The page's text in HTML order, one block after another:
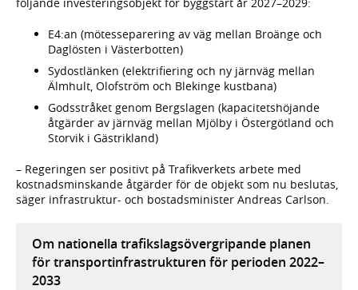
E4:an (mötesseparering av väg mellan Broänge och
Daglösten i Västerbotten)
Sydostlänken (elektrifiering och ny järnväg mellan
Älmhult, Olofström och Blekinge kustbana)
Godsstråket genom Bergslagen (kapacitetshöjande
åtgärder av järnväg mellan Mjölby i Östergötland och
Storvik i Gästrikland)
– Regeringen ser positivt på Trafikverkets arbete med
kostnadsminskande åtgärder för de objekt som nu beslutas,
säger infrastruktur- och bostadsminister Andreas Carlson.
Om nationella trafikslagsövergripande planen
för transportinfrastrukturen för perioden 2022–
2033